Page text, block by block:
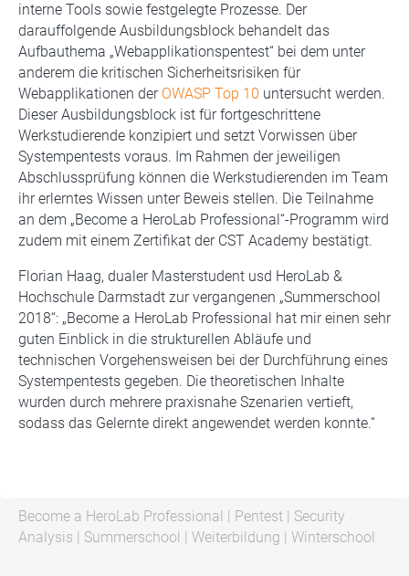
interne Tools sowie festgelegte Prozesse. Der
darauffolgende Ausbildungsblock behandelt das
Aufbauthema „Webapplikationspentest“ bei dem unter
anderem die kritischen Sicherheitsrisiken für
Webapplikationen der OWASP Top 10 untersucht werden.
Dieser Ausbildungsblock ist für fortgeschrittene
Werkstudierende konzipiert und setzt Vorwissen über
Systempentests voraus. Im Rahmen der jeweiligen
Abschlussprüfung können die Werkstudierenden im Team
ihr erlerntes Wissen unter Beweis stellen. Die Teilnahme
an dem „Become a HeroLab Professional“-Programm wird
zudem mit einem Zertifikat der CST Academy bestätigt.
Florian Haag, dualer Masterstudent usd HeroLab &
Hochschule Darmstadt zur vergangenen „Summerschool
2018“: „Become a HeroLab Professional hat mir einen sehr
guten Einblick in die strukturellen Abläufe und
technischen Vorgehensweisen bei der Durchführung eines
Systempentests gegeben. Die theoretischen Inhalte
wurden durch mehrere praxisnahe Szenarien vertieft,
sodass das Gelernte direkt angewendet werden konnte.“
Become a HeroLab Professional Pentest
Security
Analysis
Summerschool Weiterbildung Winterschool